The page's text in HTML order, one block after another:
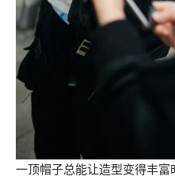
一顶帽子总能让造型变得丰